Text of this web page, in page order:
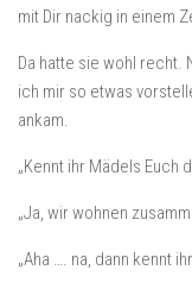
mit Dir nackig in einem
Da hatte sie wohl recht.
ich mir so etwas
ankam.
„Kennt ihr Mädels Euch
„Ja, wir wohnen
„Aha …. na, dann kennt